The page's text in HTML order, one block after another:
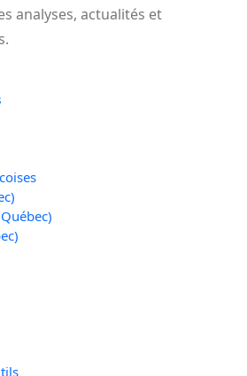
analyses, actualités et